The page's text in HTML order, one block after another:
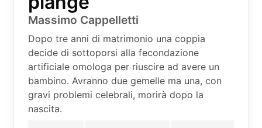
Massimo Cappelletti
Dopo tre anni di matrimonio una coppia
decide di sottoporsi alla fecondazione
artificiale omologa per riuscire ad avere un
bambino. Avranno due gemelle ma una, con
gravi problemi celebrali, morirà dopo la
nascita.